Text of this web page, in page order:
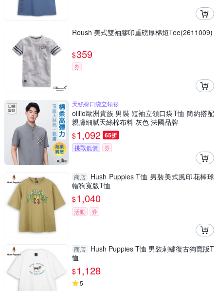
Roush 美式雙袖膠印重磅厚棉短Tee(2611009)
$359
券
天絲棉口袋立領衫
oillio歐洲貴族 男裝 短袖立領口袋T恤 簡約搭配
親膚細膩天絲棉布料 灰色 法國品牌
$1,092 65折
挑戰低價 券
商店
Hush Puppies T恤 男裝美式風印花棒球
帽狗寬版T恤
$1,040
活動 券
商店
Hush Puppies T恤 男裝刺繡復古狗寬版T
恤
$1,128
5